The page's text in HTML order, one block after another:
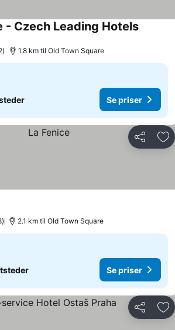
- Czech Leading Hotels
1.8 km til Old Town Square
Se priser
Del
2.1 km til Old Town Square
Se priser
Del